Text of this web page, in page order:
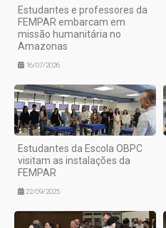
Estudantes e professores da
FEMPAR embarcam em
missão humanitária no
Amazonas
16/07/2026
Estudantes da Escola OBPC
visitam as instalações da
FEMPAR
22/09/2025